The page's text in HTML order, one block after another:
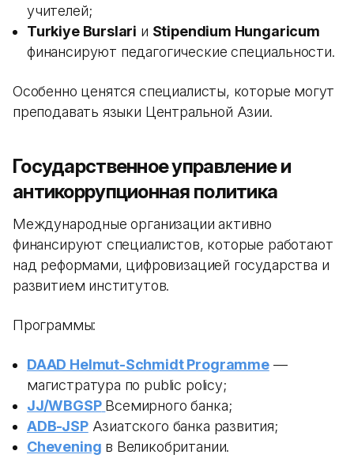
учителей;
Turkiye Burslari и Stipendium Hungaricum
финансируют педагогические специальности.
Особенно ценятся специалисты, которые могут
преподавать языки Центральной Азии.
Государственное управление и
антикоррупционная политика
Международные организации активно
финансируют специалистов, которые работают
над реформами, цифровизацией государства и
развитием институтов.
Программы:
DAAD Helmut-Schmidt Programme—
магистратура по public policy;
JJ/WBGSP Всемирного банка;
ADB-JSPАзиатского банка развития;
Chevening в Великобритании.